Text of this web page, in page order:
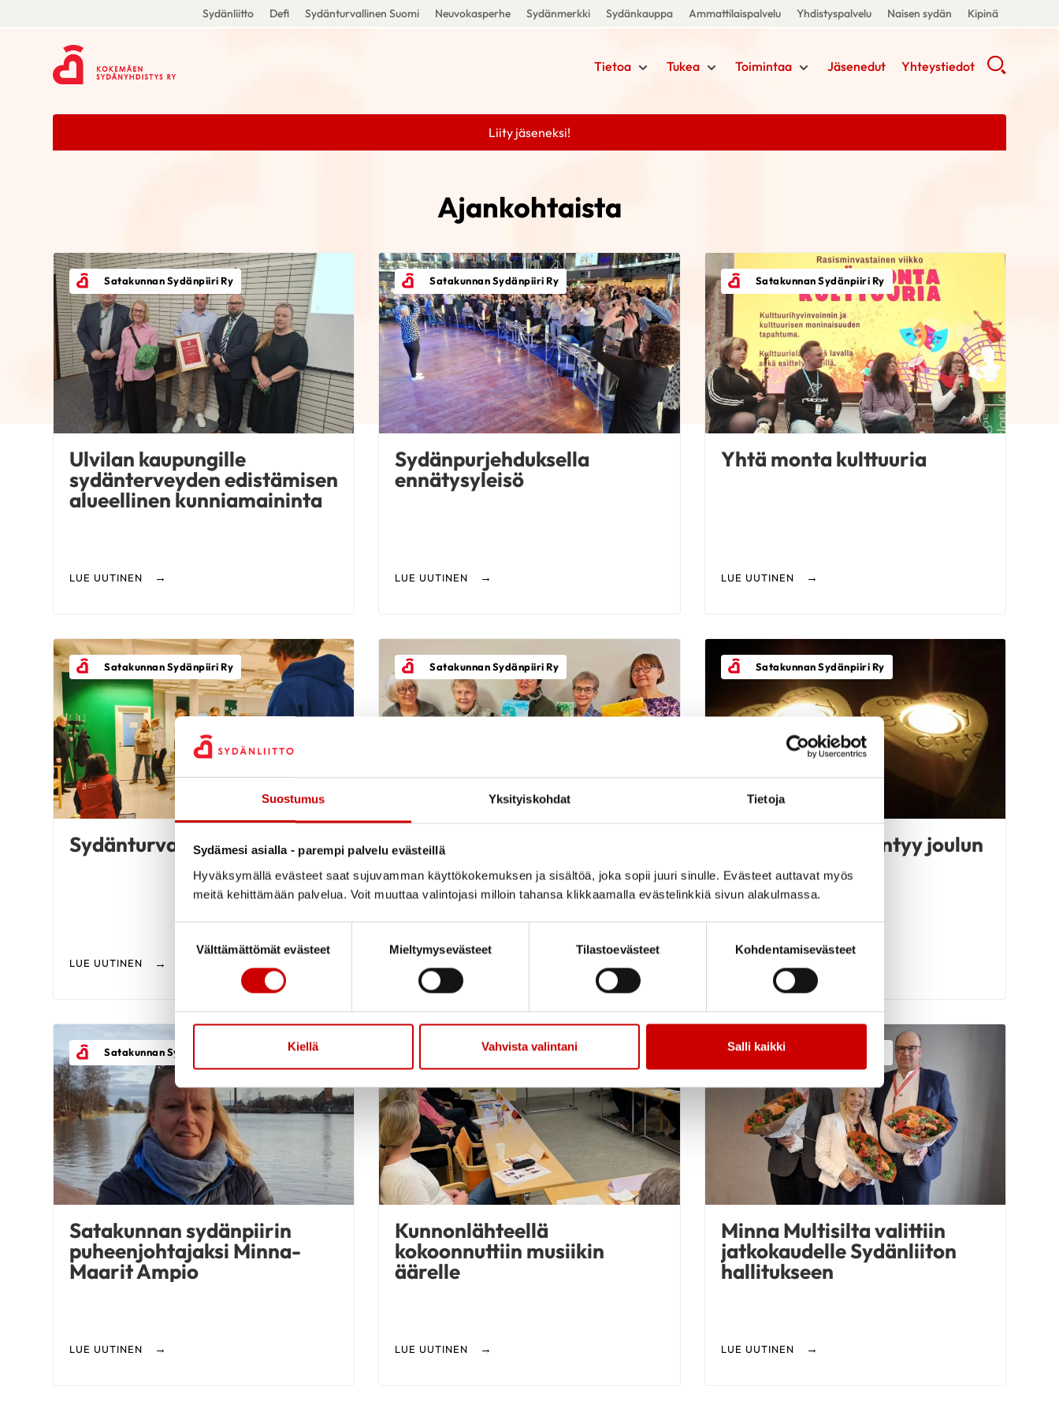
Suostumus Yksityiskohdat Tietoja
Sydämesi asialla - parempi palvelu evästeillä
Hyväksymällä evästeet saat sujuvamman käyttökokemuksen ja sisältöä, joka sopii juuri sinulle. Evästeet auttavat myös
meitä kehittämään palvelua. Voit muuttaa valintojasi milloin tahansa klikkaamalla evästelinkkiä sivun alakulmassa.
Välttämättömät evästeet
Mieltymysevästeet Tilastoevästeet Kohdentamisevästeet
Kiellä Vahvista valintani Salli kaikki
Sydänliitto Defi Sydänturvallinen Suomi Neuvokasperhe Sydänmerkki Sydänkauppa Ammattilaispalvelu Yhdistyspalvelu Naisen sydän Kipinä
Tietoa Tukea Toimintaa Jäsenedut Yhteystiedot
Liity jäseneksi!
Ajankohtaista
Satakunnan Sydänpiiri Ry
Ulvilan kaupungille
sydänterveyden edistämisen
alueellinen kunniamaininta
LUE UUTINEN
Satakunnan Sydänpiiri Ry
Sydänpurjehduksella
ennätysyleisö
LUE UUTINEN
Satakunnan Sydänpiiri Ry
Yhtä monta kulttuuria
LUE UUTINEN
Satakunnan Sydänpiiri Ry
Sydänturvallisia pelejä
LUE UUTINEN
Satakunnan Sydänpiiri Ry
Kulttuurista virkeyttä ja
voimaa
Satakunnan Sydänpiiri Ry
Piiritoimisto hiljentyy joulun
viettoon
Satakunnan Sydänpiiri Ry
Satakunnan sydänpiirin
puheenjohtajaksi Minna-
Maarit Ampio
LUE UUTINEN
Satakunnan Sydänpiiri Ry
Kunnonlähteellä
kokoonnuttiin musiikin
äärelle
LUE UUTINEN
Satakunnan Sydänpiiri Ry
Minna Multisilta valittiin
jatkokaudelle Sydänliiton
hallitukseen
LUE UUTINEN